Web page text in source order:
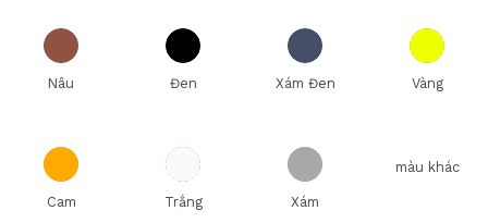
Nâu Đen Xám Đen Vàng
Cam Trắng Xám
màu khác